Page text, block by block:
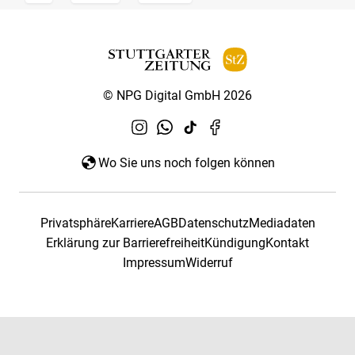
© NPG Digital GmbH 2026
Wo Sie uns noch folgen können
PrivatsphäreKarriereAGBDatenschutzMediadaten
Erklärung zur BarrierefreiheitKündigungKontakt
ImpressumWiderruf